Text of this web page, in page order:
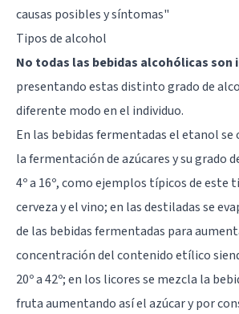
causas posibles y síntomas"
Tipos de alcohol
No todas las bebidas alcohólicas son
presentando estas distinto grado de
diferente modo en el individuo.
En las bebidas fermentadas el etanol
la fermentación de azúcares y su grado
4º a 16º, como ejemplos típicos de este
cerveza y el vino; en las destiladas se
de las bebidas fermentadas para
concentración del contenido etílico
20º a 42º; en los licores se mezcla la
fruta aumentando así el azúcar y por